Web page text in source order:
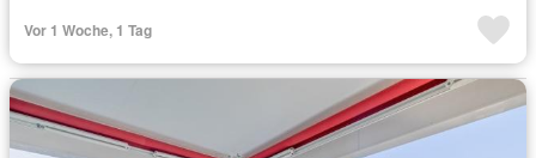
Vor 1 Woche, 1 Tag